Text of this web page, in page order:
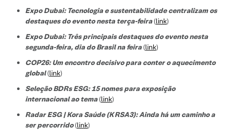
Expo Dubai: Tecnologia e sustentabilidade centralizam os
destaques do evento nesta terça-feira(link)
Expo Dubai: Três principais destaques do evento nesta
segunda-feira, dia do Brasil na feira(link)
COP26: Um encontro decisivo para conter o aquecimento
global(link)
Seleção BDRs ESG​: 15 nomes para exposição
internacional ao tema(link)
Radar ESG | Kora Saúde (KRSA3): Ainda há um caminho a
ser percorrido(link)